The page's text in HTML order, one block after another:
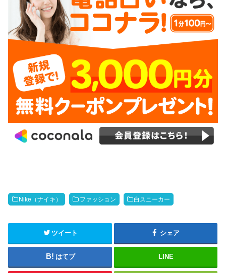
Nike（ナイキ） ファッション 白スニーカー
ツイート シェア
はてブ LINE